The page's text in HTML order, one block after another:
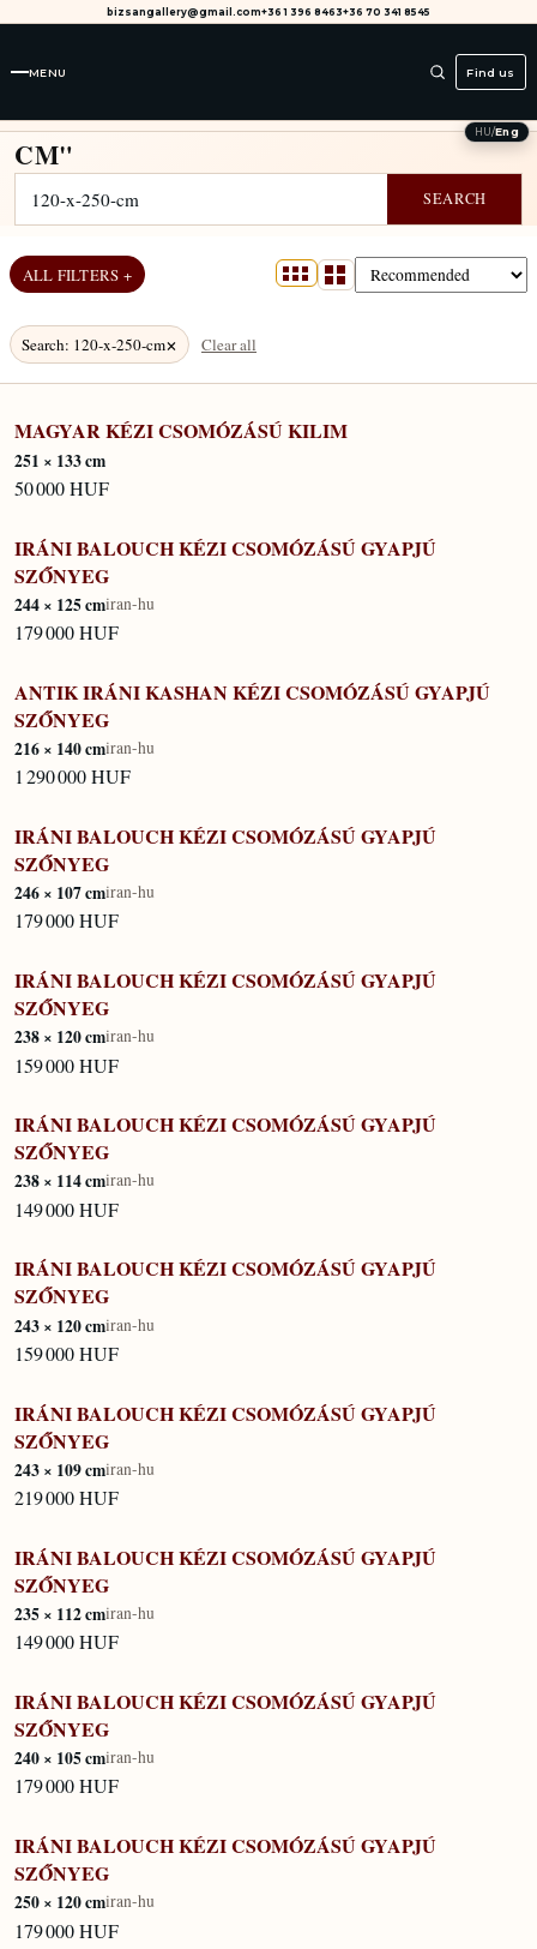
bizsangallery@gmail.com+36 1 396 8463+36 70 341 8545
MENU Find us
HU/Eng
SEARCH RESULTS FOR "120-X-250-
CM"
SEARCH
ALL FILTERS +
Search: 120-x-250-cm× Clear all
IN STOCK
MAGYAR KÉZI CSOMÓZÁSÚ KILIM
251 × 133 cm
50 000 HUF
IN STOCK
IRÁNI BALOUCH KÉZI CSOMÓZÁSÚ GYAPJÚ
SZŐNYEG
244 × 125 cmiran-hu
179 000 HUF
IN STOCK
ANTIK IRÁNI KASHAN KÉZI CSOMÓZÁSÚ GYAPJÚ
SZŐNYEG
216 × 140 cmiran-hu
1 290 000 HUF
IN STOCK
IRÁNI BALOUCH KÉZI CSOMÓZÁSÚ GYAPJÚ
SZŐNYEG
246 × 107 cmiran-hu
179 000 HUF
IN STOCK
IRÁNI BALOUCH KÉZI CSOMÓZÁSÚ GYAPJÚ
SZŐNYEG
238 × 120 cmiran-hu
159 000 HUF
IN STOCK
IRÁNI BALOUCH KÉZI CSOMÓZÁSÚ GYAPJÚ
SZŐNYEG
238 × 114 cmiran-hu
149 000 HUF
IN STOCK
IRÁNI BALOUCH KÉZI CSOMÓZÁSÚ GYAPJÚ
SZŐNYEG
243 × 120 cmiran-hu
159 000 HUF
IN STOCK
IRÁNI BALOUCH KÉZI CSOMÓZÁSÚ GYAPJÚ
SZŐNYEG
243 × 109 cmiran-hu
219 000 HUF
IN STOCK
IRÁNI BALOUCH KÉZI CSOMÓZÁSÚ GYAPJÚ
SZŐNYEG
235 × 112 cmiran-hu
149 000 HUF
IN STOCK
IRÁNI BALOUCH KÉZI CSOMÓZÁSÚ GYAPJÚ
SZŐNYEG
240 × 105 cmiran-hu
179 000 HUF
IN STOCK
IRÁNI BALOUCH KÉZI CSOMÓZÁSÚ GYAPJÚ
SZŐNYEG
250 × 120 cmiran-hu
179 000 HUF